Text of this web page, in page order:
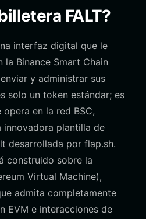
FALT?
interfaz digital que le
Binance Smart Chain
y administrar sus
solo un token estándar; es
en la red BSC,
plantilla de
desarrollada por flap.sh.
construido sobre la
Virtual Machine),
admita completamente
EVM e interacciones de